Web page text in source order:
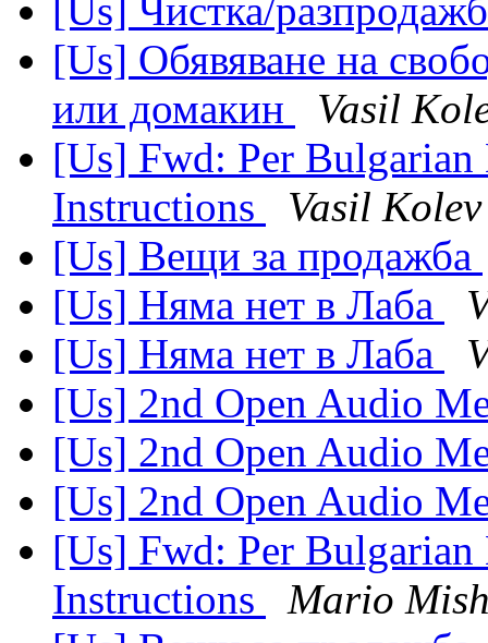
[Us] Чистка/
[Us] Обявяване на
или домакин
Vasil
[Us] Fwd: Per Bulgarian
Instructions
Vasil Kolev
[Us] Вещи за продажба
[Us] Няма нет в Лаба
[Us] Няма нет в Лаба
[Us] 2nd Open Audio
[Us] 2nd Open Audio
[Us] 2nd Open Audio
[Us] Fwd: Per Bulgarian
Instructions
Mario